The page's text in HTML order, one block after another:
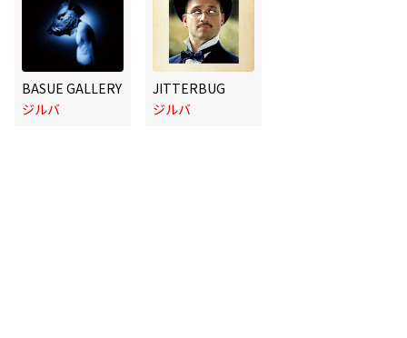
BASUE GALLERY
ジルバ
JITTERBUG
ジルバ